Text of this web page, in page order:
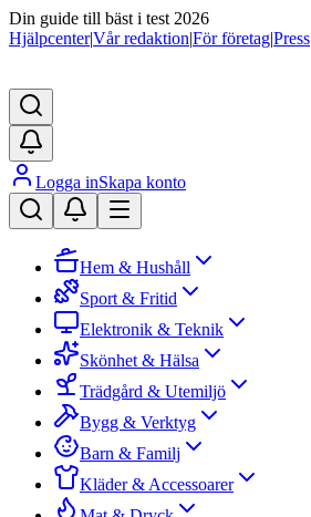
Din guide till bäst i test 2026
Hjälpcenter|Vår redaktion|För företag|Press
Logga inSkapa konto
Hem & Hushåll
Sport & Fritid
Elektronik & Teknik
Skönhet & Hälsa
Trädgård & Utemiljö
Bygg & Verktyg
Barn & Familj
Kläder & Accessoarer